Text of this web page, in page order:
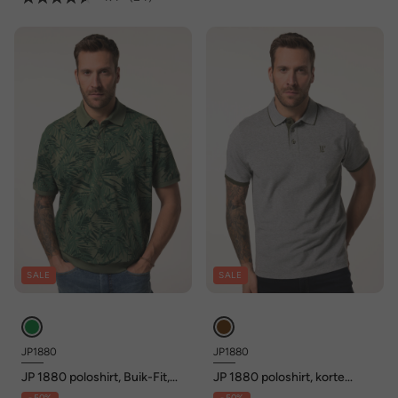
SALE
JP1880
JP 1880 poloshirt, Buik-Fit,
korte mouwen, piqué, all-
SALE
JP1880
JP 1880 poloshirt, korte
mouwen, piqué, tot 8XL